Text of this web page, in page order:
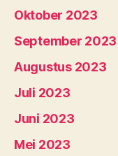
Oktober 2023
September 2023
Augustus 2023
Juli 2023
Juni 2023
Mei 2023